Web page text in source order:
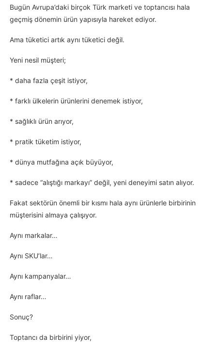
Bugün Avrupa’daki birçok Türk marketi ve toptancısı hala
geçmiş dönemin ürün yapısıyla hareket ediyor.
Ama tüketici artık aynı tüketici değil.
Yeni nesil müşteri;
* daha fazla çeşit istiyor,
* farklı ülkelerin ürünlerini denemek istiyor,
* sağlıklı ürün arıyor,
* pratik tüketim istiyor,
* dünya mutfağına açık büyüyor,
* sadece “alıştığı markayı” değil, yeni deneyimi satın alıyor.
Fakat sektörün önemli bir kısmı hala aynı ürünlerle birbirinin
müşterisini almaya çalışıyor.
Aynı markalar…
Aynı SKU’lar…
Aynı kampanyalar…
Aynı raflar…
Sonuç?
Toptancı da birbirini yiyor,